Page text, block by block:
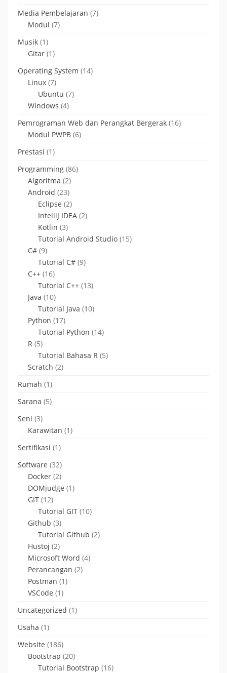
Media Pembelajaran (7)
Modul (7)
Musik (1)
Gitar (1)
Operating System (14)
Linux (7)
Ubuntu (7)
Windows (4)
Pemrograman Web dan Perangkat Bergerak (16)
Modul PWPB (6)
Prestasi (1)
Programming (86)
Algoritma (2)
Android (23)
Eclipse (2)
IntelliJ IDEA (2)
Kotlin (3)
Tutorial Android Studio (15)
C# (9)
Tutorial C# (9)
C++ (16)
Tutorial C++ (13)
Java (10)
Tutorial Java (10)
Python (17)
Tutorial Python (14)
R (5)
Tutorial Bahasa R (5)
Scratch (2)
Rumah (1)
Sarana (5)
Seni (3)
Karawitan (1)
Sertifikasi (1)
Software (32)
Docker (2)
DOMjudge (1)
GIT (12)
Tutorial GIT (10)
Github (3)
Tutorial Github (2)
Hustoj (2)
Microsoft Word (4)
Perancangan (2)
Postman (1)
VSCode (1)
Uncategorized (1)
Usaha (1)
Website (186)
Bootstrap (20)
Tutorial Bootstrap (16)